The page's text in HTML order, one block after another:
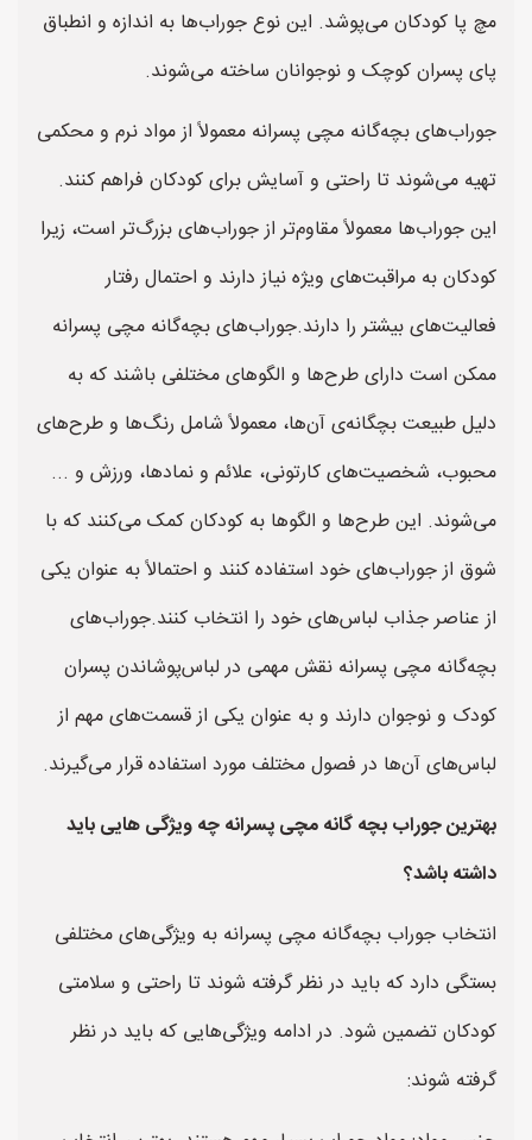
مچ پا کودکان می‌پوشد. این نوع جوراب‌ها به اندازه و انطباق
پای پسران کوچک و نوجوانان ساخته می‌شوند.
جوراب‌های بچه‌گانه مچی پسرانه معمولاً از مواد نرم و محکمی
تهیه می‌شوند تا راحتی و آسایش برای کودکان فراهم کنند.
این جوراب‌ها معمولاً مقاوم‌تر از جوراب‌های بزرگ‌تر است، زیرا
کودکان به مراقبت‌های ویژه نیاز دارند و احتمال رفتار
فعالیت‌های بیشتر را دارند.جوراب‌های بچه‌گانه مچی پسرانه
ممکن است دارای طرح‌ها و الگوهای مختلفی باشند که به
دلیل طبیعت بچگانه‌ی آن‌ها، معمولاً شامل رنگ‌ها و طرح‌های
محبوب، شخصیت‌های کارتونی، علائم و نمادها، ورزش و ...
می‌شوند. این طرح‌ها و الگوها به کودکان کمک می‌کنند که با
شوق از جوراب‌های خود استفاده کنند و احتمالاً به عنوان یکی
از عناصر جذاب لباس‌های خود را انتخاب کنند.جوراب‌های
بچه‌گانه مچی پسرانه نقش مهمی در لباس‌پوشاندن پسران
کودک و نوجوان دارند و به عنوان یکی از قسمت‌های مهم از
لباس‌های آن‌ها در فصول مختلف مورد استفاده قرار می‌گیرند.
بهترین جوراب بچه گانه مچی پسرانه چه ویژگی هایی باید
داشته باشد؟
انتخاب جوراب بچه‌گانه مچی پسرانه به ویژگی‌های مختلفی
بستگی دارد که باید در نظر گرفته شوند تا راحتی و سلامتی
کودکان تضمین شود. در ادامه ویژگی‌هایی که باید در نظر
گرفته شوند: